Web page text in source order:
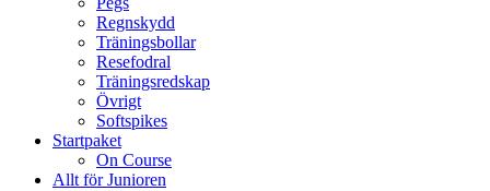
Regnskydd
Träningsbollar
Resefodral
Träningsredskap
Övrigt
Softspikes
Startpaket
On Course
Allt för Junioren